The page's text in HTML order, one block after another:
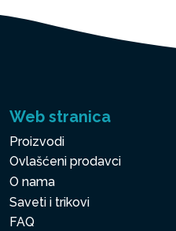
Web stranica
Proizvodi
Ovlašćeni prodavci
O nama
Saveti i trikovi
FAQ